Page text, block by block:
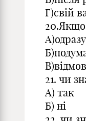
Г)свій
20.Якщо
21. чи
А) так
Б) ні